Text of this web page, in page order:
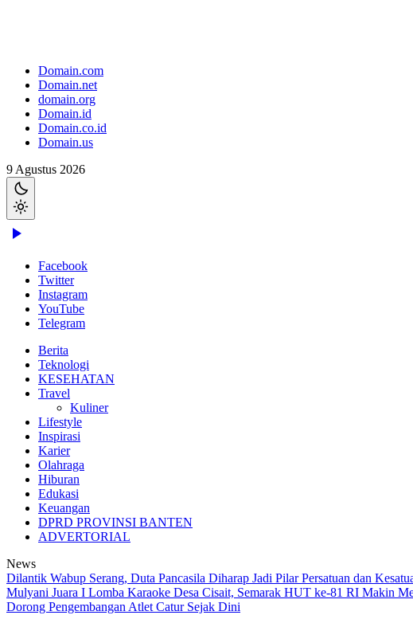
Domain.com
Domain.net
domain.org
Domain.id
Domain.co.id
Domain.us
9 Agustus 2026
Facebook
Twitter
Instagram
YouTube
Telegram
Berita
Teknologi
KESEHATAN
Travel
Kuliner
Lifestyle
Inspirasi
Karier
Olahraga
Hiburan
Edukasi
Keuangan
DPRD PROVINSI BANTEN
ADVERTORIAL
News
Dilantik Wabup Serang, Duta Pancasila Diharap Jadi Pilar Persatuan dan
Mulyani Juara I Lomba Karaoke Desa Cisait, Semarak HUT ke-81 RI Makin
Dorong Pengembangan Atlet Catur Sejak Dini